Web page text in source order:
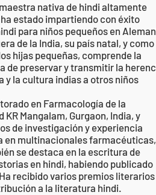
nativa de hindi altamente
estado impartiendo con éxito
para niños pequeños en
de la India, su país natal, y como
hijas pequeñas, comprende la
de preservar y transmitir la
y la cultura indias a otros niños
en Farmacología de la
KR Mangalam, Gurgaon, India, y
de investigación y experiencia
en multinacionales farmacéuticas,
se destaca en la escritura de
en hindi, habiendo publicado
recibido varios premios literarios
a la literatura hindi.